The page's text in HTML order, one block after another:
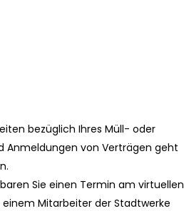
bezüglich Ihres Müll- oder
Anmeldungen von Verträgen geht
Sie einen Termin am virtuellen
Mitarbeiter der Stadtwerke